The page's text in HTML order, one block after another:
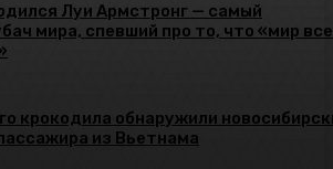
Луи Армстронг — самый
мира, спевший про то, что «мир
крокодила обнаружили
из Вьетнама